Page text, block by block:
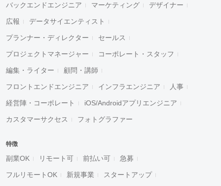
バックエンドエンジニア マーケティング デザイナー
広報 データサイエンティスト
プランナー・ディレクター セールス
プロジェクトマネージャー コーポレート・スタッフ
編集・ライター 顧問・講師
フロントエンドエンジニア インフラエンジニア 人事
経営陣・コーポレート iOS/Androidアプリエンジニア
カスタマーサクセス フォトグラファー
特徴
副業OK リモート可 前払い可 急募
フルリモートOK 新規事業 スタートアップ